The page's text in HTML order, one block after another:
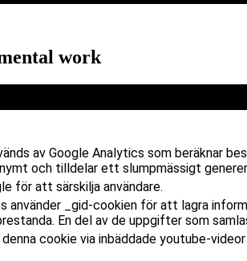
work
av Google Analytics som beräknar
och tilldelar ett slumpmässigt
för att särskilja användare.
använder _gid-cookien för att lagra
En del av de uppgifter som
cookie via inbäddade youtube-